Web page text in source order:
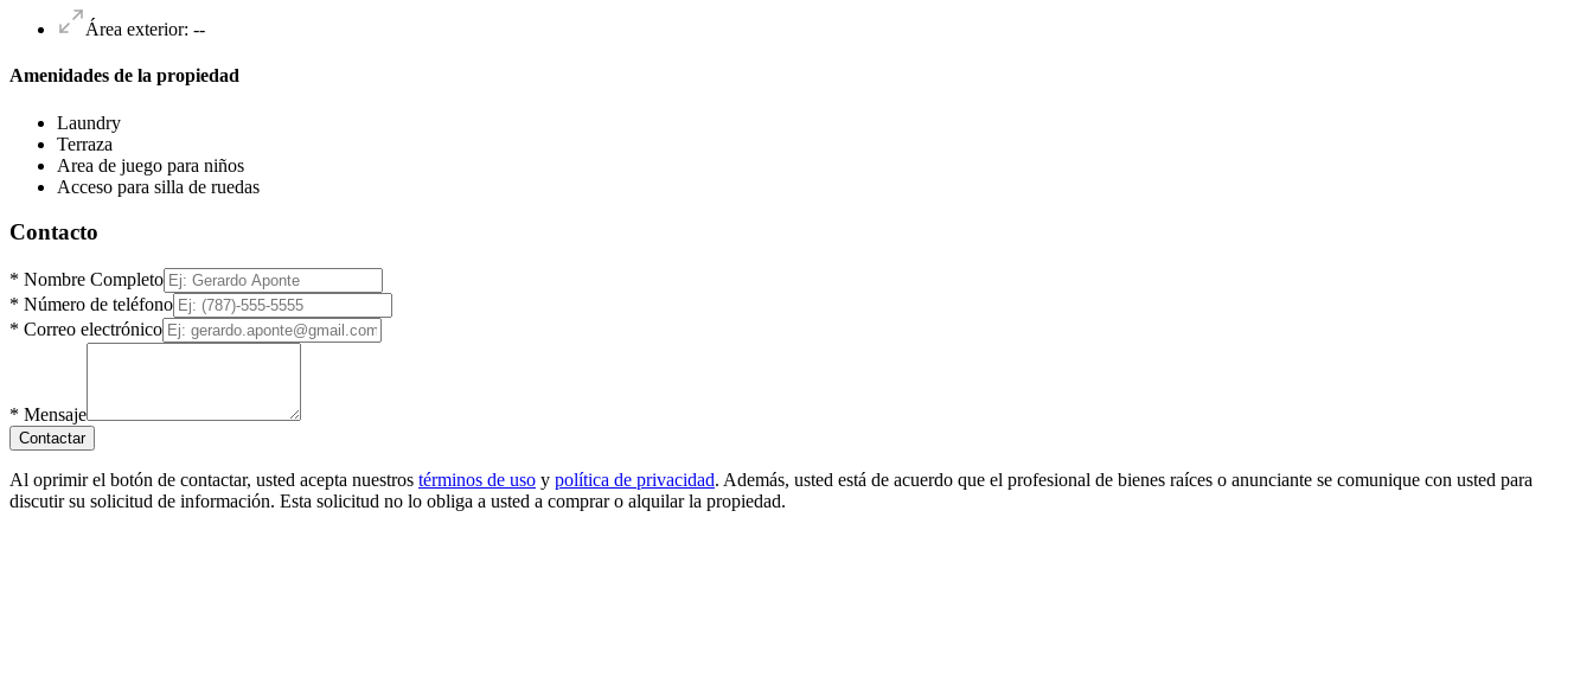
Área exterior: --
Amenidades de la propiedad
Laundry
Terraza
Area de juego para niños
Acceso para silla de ruedas
Contacto
* Nombre Completo
* Número de teléfono
* Correo electrónico
* Mensaje
Contactar
Al oprimir el botón de contactar, usted acepta nuestros términos de uso y política de privacidad. Además, usted está de acuerdo que el profesional de bienes raíces o anunciante se comunique con usted para
discutir su solicitud de información. Esta solicitud no lo obliga a usted a comprar o alquilar la propiedad.